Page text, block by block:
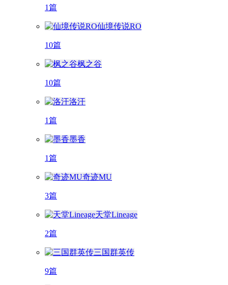
1篇
仙境传说RO
10篇
枫之谷
10篇
洛汗
1篇
墨香
1篇
奇迹MU
3篇
天堂Lineage
2篇
三国群英传
9篇